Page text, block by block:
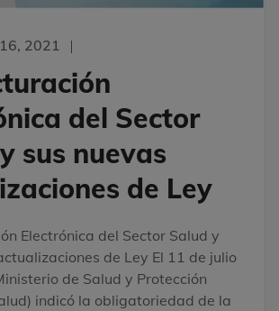
2021
del Sector
sus nuevas
de Ley
Electrónica del Sector Salud y
de Ley El 11 de julio
de Salud y Protección
indicó la obligatoriedad de la